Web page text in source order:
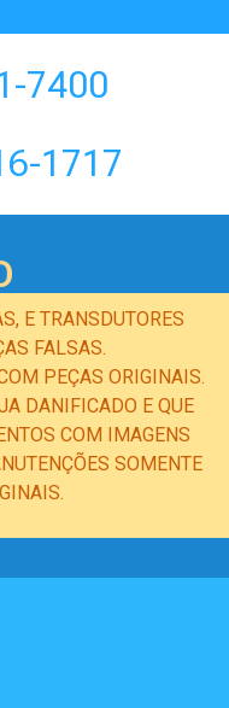
7400
1717
E TRANSDUTORES
FALSAS.
PEÇAS ORIGINAIS.
DANIFICADO E QUE
COM IMAGENS
SOMENTE